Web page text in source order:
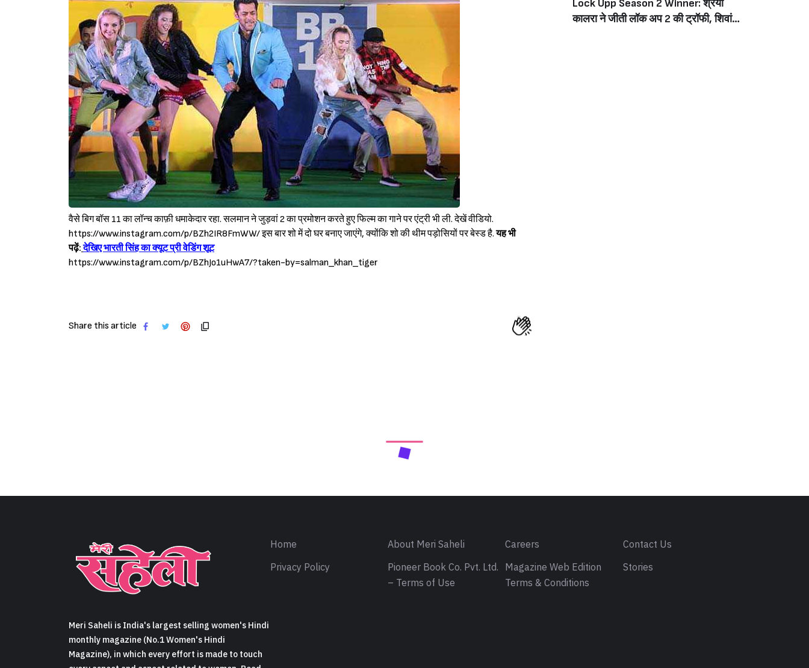
वैसे बिग बॉस 11 का लॉन्च काफ़ी धमाकेदार रहा. सलमान ने जुड़वां 2 का प्रमोशन करते हुए फिल्म का गाने पर एंट्री भी ली. देखें वीडियो.
https://www.instagram.com/p/BZh2IR8FmWW/ इस बार शो में दो घर बनाए जाएंगे, क्योंकि शो की थीम पड़ोसियों पर बेस्ड है.यह भी
पढ़ें: देखिए भारती सिंह का क्यूट प्री वेडिंग शूट
https://www.instagram.com/p/BZhJo1uHwA7/?taken-by=salman_khan_tiger
Share this article
Lock Upp Season 2 Winner: श्रेया
कालरा ने जीती लॉक अप 2 की ट्रॉफी, शिवांगी
Meri Saheli is India's largest selling women's Hindi
monthly magazine (No.1 Women's Hindi
Magazine), in which every effort is made to touch
Home About Meri Saheli Careers
Contact Us
Privacy Policy
Pioneer Book Co. Pvt. Ltd.
– Terms of Use
Magazine Web Edition
Terms & Conditions
Stories